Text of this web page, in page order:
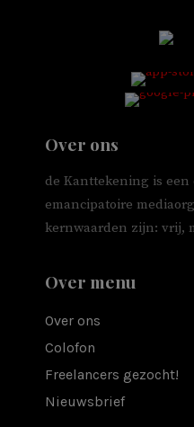
Over ons
de Kanttekening is
emancipatoire
kernwaarden zijn: vrij,
Over menu
Over ons
Colofon
Freelancers gezocht!
Nieuwsbrief